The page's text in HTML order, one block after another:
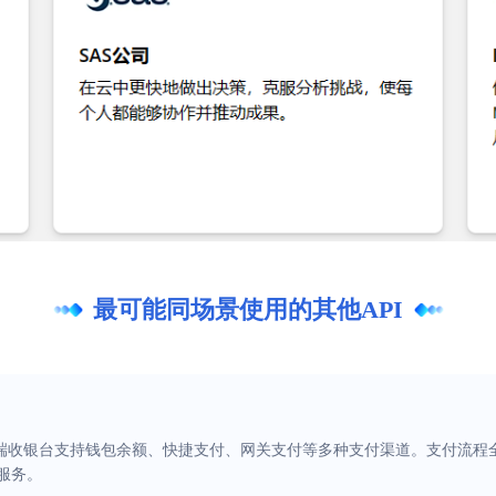
最可能同场景使用的其他API
收银台支持钱包余额、快捷支付、网关支付等多种支付渠道。支付流
务。